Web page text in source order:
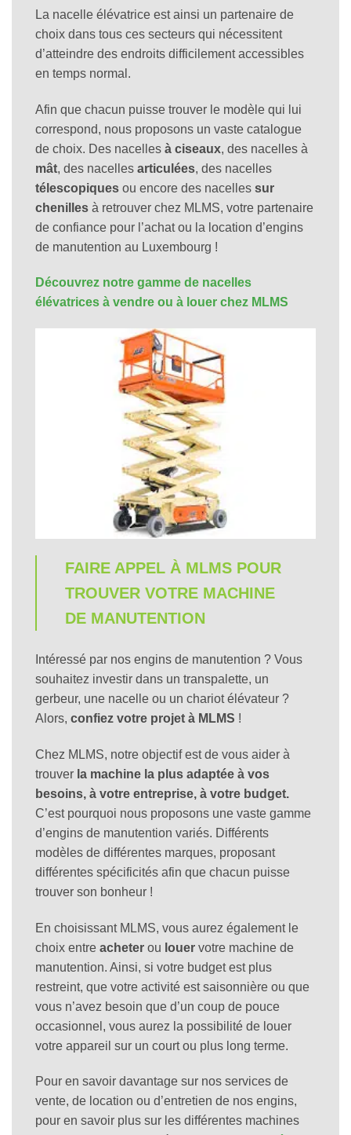
La nacelle élévatrice est ainsi un partenaire de
choix dans tous ces secteurs qui nécessitent
d’atteindre des endroits difficilement accessibles
en temps normal.
Afin que chacun puisse trouver le modèle qui lui
correspond, nous proposons un vaste catalogue
de choix. Des nacelles à ciseaux, des nacelles à
mât, des nacelles articulées, des nacelles
télescopiques ou encore des nacelles sur
chenilles à retrouver chez MLMS, votre partenaire
de confiance pour l’achat ou la location d’engins
de manutention au Luxembourg !
Découvrez notre gamme de nacelles
élévatrices à vendre ou à louer chez MLMS
FAIRE APPEL À MLMS POUR
TROUVER VOTRE MACHINE
DE MANUTENTION
Intéressé par nos engins de manutention ? Vous
souhaitez investir dans un transpalette, un
gerbeur, une nacelle ou un chariot élévateur ?
Alors, confiez votre projet à MLMS !
Chez MLMS, notre objectif est de vous aider à
trouver la machine la plus adaptée à vos
besoins, à votre entreprise, à votre budget.
C’est pourquoi nous proposons une vaste gamme
d’engins de manutention variés. Différents
modèles de différentes marques, proposant
différentes spécificités afin que chacun puisse
trouver son bonheur !
En choisissant MLMS, vous aurez également le
choix entre acheter ou louer votre machine de
manutention. Ainsi, si votre budget est plus
restreint, que votre activité est saisonnière ou que
vous n’avez besoin que d’un coup de pouce
occasionnel, vous aurez la possibilité de louer
votre appareil sur un court ou plus long terme.
Pour en savoir davantage sur nos services de
vente, de location ou d’entretien de nos engins,
pour en savoir plus sur les différentes machines